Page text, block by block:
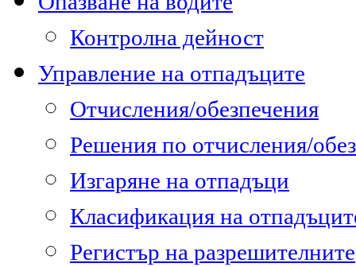
Контролна дейност
Управление на отпадъците
Отчисления/обезпечения
Решения по отчисления/
Изгаряне на отпадъци
Класификация на
Регистър на разрешителните